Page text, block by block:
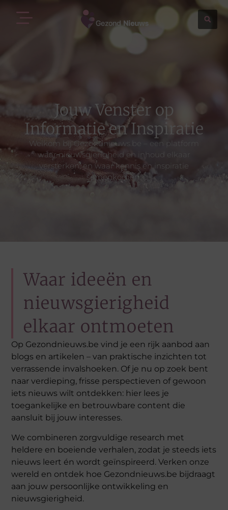
Jouw Venster op
Informatie en Inspiratie
Welkom bij Gezondnieuws.be – een platform
waar nieuwsgierigheid en inhoud elkaar
versterken, en waar kennis en inspiratie
samenkomen.
Waar ideeën en
nieuwsgierigheid
elkaar ontmoeten
Op Gezondnieuws.be vind je een rijk aanbod aan
blogs en artikelen – van praktische inzichten tot
verrassende invalshoeken. Of je nu op zoek bent
naar verdieping, frisse perspectieven of gewoon
iets nieuws wilt ontdekken: hier lees je
toegankelijke en betrouwbare content die
aansluit bij jouw interesses.
We combineren zorgvuldige research met
heldere en boeiende verhalen, zodat je steeds iets
nieuws leert én wordt geïnspireerd. Verken onze
wereld en ontdek hoe Gezondnieuws.be bijdraagt
aan jouw persoonlijke ontwikkeling en
nieuwsgierigheid.